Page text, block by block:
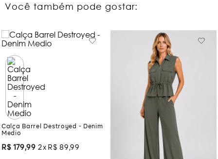
Você também pode gostar:
Calça Barrel Destroyed - Denim
Medio
R$ 179,99 2 R$ 89 ,99